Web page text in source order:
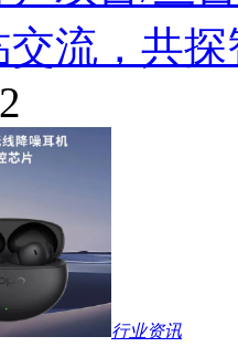
流，共
行业资讯